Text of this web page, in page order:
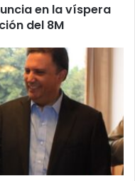
en la víspera
del 8M